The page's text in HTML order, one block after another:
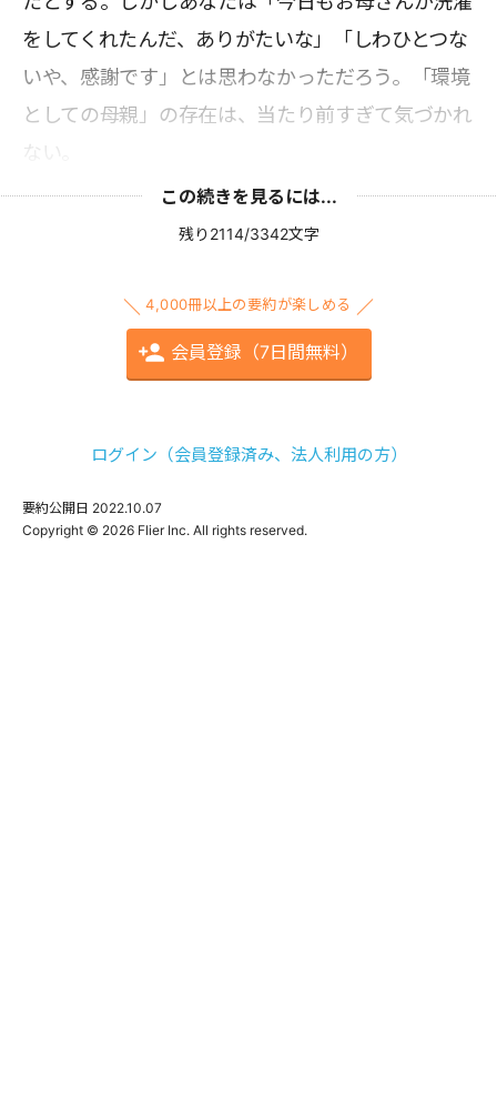
をしてくれたんだ、ありがたいな」「しわひとつな
いや、感謝です」とは思わなかっただろう。「環境
としての母親」の存在は、当たり前すぎて気づかれ
ない。
この続きを見るには...
残り2114/3342文字
4,000冊以上の要約が楽しめる
会員登録（7日間無料）
ログイン（会員登録済み、法人利用の方）
要約公開日 2022.10.07